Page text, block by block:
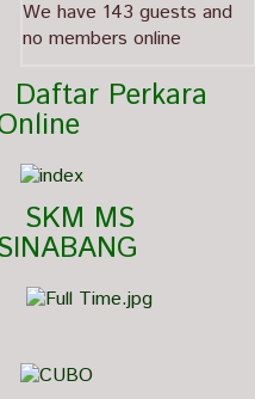
We have 143 guests and
no members online